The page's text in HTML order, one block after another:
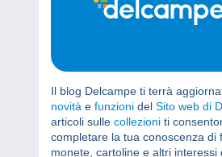
Il blog Delcampe ti terrà
novità e funzioni del Sito web di
articoli sulle collezioni ti
completare la tua conoscenza di
monete, cartoline e altri interessi